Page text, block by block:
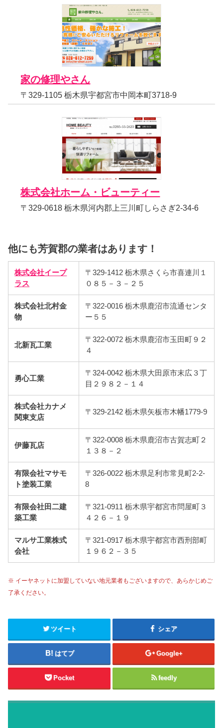
家の修理やさん
〒329-1105 栃木県宇都宮市中岡本町3718-9
株式会社ホーム・ビューティー
〒329-0618 栃木県河内郡上三川町しらさぎ2-34-6
他にも芳賀郡の業者はあります！
株式会社イープ
ラス
〒329-1412 栃木県さくら市喜連川１
０８５－３－２５
株式会社北村金
物
〒322-0016 栃木県鹿沼市流通センタ
ー５５
北新瓦工業
〒322-0072 栃木県鹿沼市玉田町９２
４
勇心工業
〒324-0042 栃木県大田原市末広３丁
目２９８２－１４
株式会社カナメ
関東支店
〒329-2142 栃木県矢板市木幡1779-9
伊藤瓦店
〒322-0008 栃木県鹿沼市古賀志町２
１３８－２
有限会社マサモ
ト塗装工業
〒326-0022 栃木県足利市常見町2-2-
8
有限会社田二建
築工業
〒321-0911 栃木県宇都宮市問屋町３
４２６－１９
マルサ工業株式
会社
〒321-0917 栃木県宇都宮市西刑部町
１９６２－３５
※ イーヤネットに加盟していない地元業者もございますので、あらかじめご
了承ください。
ツイート シェア
はてブ Google+
Pocket feedly